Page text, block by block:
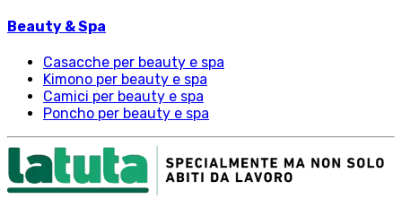
Beauty & Spa
Casacche per beauty e spa
Kimono per beauty e spa
Camici per beauty e spa
Poncho per beauty e spa